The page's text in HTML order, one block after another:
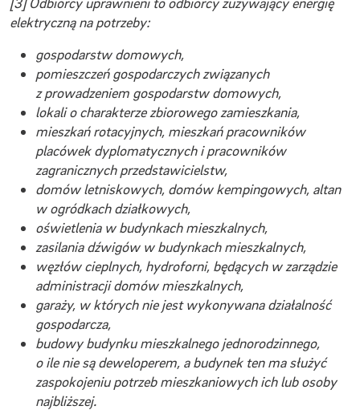
elektryczną na potrzeby:
gospodarstw domowych,
pomieszczeń gospodarczych związanych
z prowadzeniem gospodarstw domowych,
lokali o charakterze zbiorowego zamieszkania,
mieszkań rotacyjnych, mieszkań pracowników
placówek dyplomatycznych i pracowników
zagranicznych przedstawicielstw,
domów letniskowych, domów kempingowych, altan
w ogródkach działkowych,
oświetlenia w budynkach mieszkalnych,
zasilania dźwigów w budynkach mieszkalnych,
węzłów cieplnych, hydroforni, będących w zarządzie
administracji domów mieszkalnych,
garaży, w których nie jest wykonywana działalność
gospodarcza,
budowy budynku mieszkalnego jednorodzinnego,
o ile nie są deweloperem, a budynek ten ma służyć
zaspokojeniu potrzeb mieszkaniowych ich lub osoby
najbliższej.